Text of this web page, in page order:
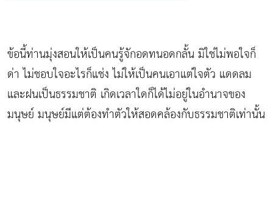
ข้อนี้ท่านมุ่งสอนให้เป็นคนรู้จักอดทนอดกลั้น มิใช่ไม่พอใจก็
ด่า ไม่ชอบใจอะไรก็แช่ง ไม่ให้เป็นคนเอาแต่ใจตัว แดดลม
และฝนเป็นธรรมชาติ เกิดเวลาใดก็ได้ไม่อยู่ในอำนาจของ
มนุษย์ มนุษย์มีแต่ต้องทำตัวให้สอดคล้องกับธรรมชาติเท่านั้น